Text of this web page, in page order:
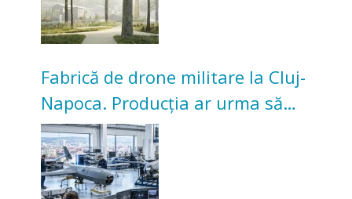
Fabrică de drone militare la Cluj-
Napoca. Producția ar urma să
înceapă în toamna acestui an